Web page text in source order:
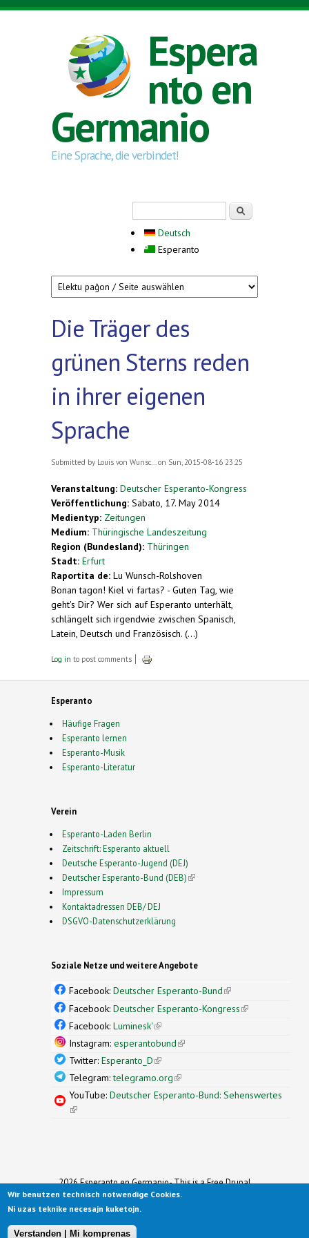
Skip to main content
Espera
nto en
Germanio
Eine Sprache, die verbindet!
Deutsch
Esperanto
Die Träger des
grünen Sterns reden
in ihrer eigenen
Sprache
Submitted by Louis von Wunsc... on Sun, 2015-08-16 23:25
Veranstaltung: Deutscher Esperanto-Kongress
Veröffentlichung: Sabato, 17. May 2014
Medientyp: Zeitungen
Medium: Thüringische Landeszeitung
Region (Bundesland): Thüringen
Stadt: Erfurt
Raportita de: Lu Wunsch-Rolshoven
Bonan tagon! Kiel vi fartas? - Guten Tag, wie
geht's Dir? Wer sich auf Esperanto unterhält,
schlängelt sich irgendwie zwischen Spanisch,
Latein, Deutsch und Französisch. (...)
Log in to post comments
Esperanto
Häufige Fragen
Esperanto lernen
Esperanto-Musik
Esperanto-Literatur
Verein
Esperanto-Laden Berlin
Zeitschrift: Esperanto aktuell
Deutsche Esperanto-Jugend (DEJ)
Deutscher Esperanto-Bund (DEB)(link is external)
Impressum
Kontaktadressen DEB/ DEJ
DSGVO-Datenschutzerklärung
Soziale Netze und weitere Angebote
Facebook: Deutscher Esperanto-Bund(link is
external)
Facebook: Deutscher Esperanto-Kongress(link is
Facebook: Luminesk'(link is external)
Instagram: esperantobund(link is external)
Twitter: Esperanto_D(link is external)
Telegram:telegramo.org(link is external)
YouTube: Deutscher Esperanto-Bund: Sehenswertes
(link is external)
2026 Esperanto en Germanio- This is a Free Drupal
Theme
Ported to Drupal for the Open Source Community by
Original design by
Wir benutzen technisch notwendige Cookies.
Ni uzas teknike necesajn kuketojn.
Verstanden | Mi komprenas